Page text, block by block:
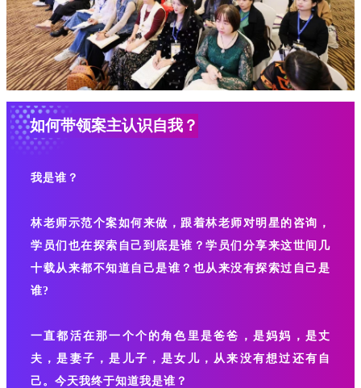
如何带领案主认识自我？
我是谁？
林老师示范个案如何来做，跟着林老师对明星的咨询，
学员们也在探索自己到底是谁？学员们分享来这世间几
十载从来都不知道自己是谁？也从来没有探索过自己是
谁?
一直都活在那一个个的角色里是爸爸，是妈妈，是丈
夫，是妻子，是儿子，是女儿，从来没有想过还有自
己。今天我终于知道我是谁？